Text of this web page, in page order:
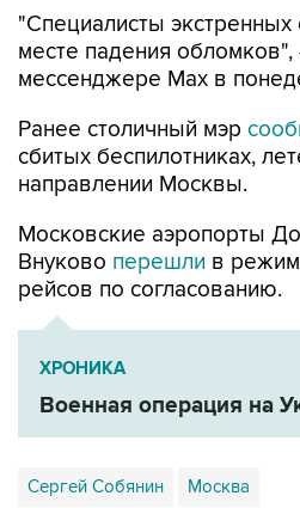
"Специалисты
месте падения
мессенджере Max в
Ранее столичный мэр
сбитых беспилотниках,
направлении Москвы.
Московские аэропорты
Внуково перешли в
рейсов по согласованию.
ХРОНИКА
Военная операция на
Сергей Собянин Москва